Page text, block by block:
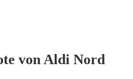
von Aldi Nord